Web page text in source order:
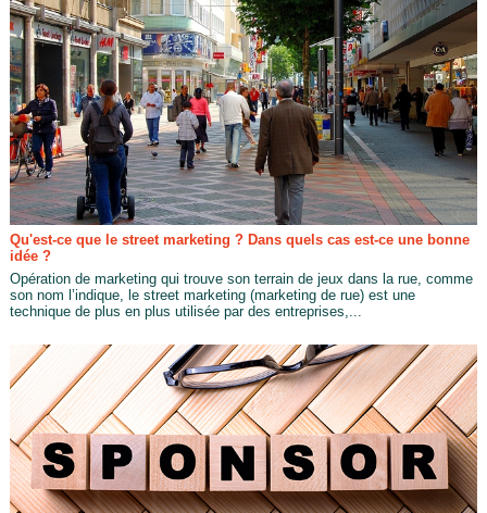
Qu'est-ce que le street marketing ? Dans quels cas est-ce une bonne
idée ?
Opération de marketing qui trouve son terrain de jeux dans la rue, comme
son nom l’indique, le street marketing (marketing de rue) est une
technique de plus en plus utilisée par des entreprises,...